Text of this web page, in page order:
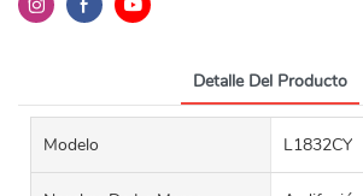
Detalle Del Producto
Modelo L1832CY